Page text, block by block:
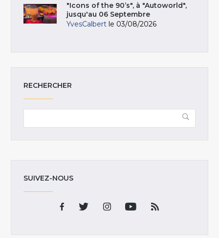
"Icons of the 90’s", à "Autoworld",
jusqu'au 06 Septembre
YvesCalbert le 03/08/2026
RECHERCHER
SUIVEZ-NOUS